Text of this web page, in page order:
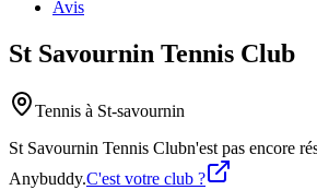
Avis
St Savournin Tennis Club
Tennis à St-savournin
St Savournin Tennis Clubn'est pas encore
Anybuddy.C'est votre club ?